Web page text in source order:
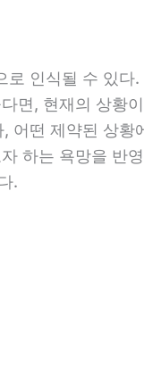
인식될 수 있
면, 현재의 상황
어떤 제약된 상
하는 욕망을 반
.